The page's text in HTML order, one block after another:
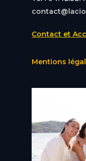
Contact et
Mentions